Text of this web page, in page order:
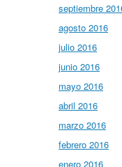
septiembre
agosto 2016
julio 2016
junio 2016
mayo 2016
abril 2016
marzo 2016
febrero 2016
enero 2016